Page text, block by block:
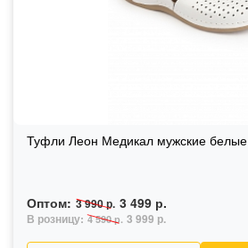
Туфли Леон Медикал мужские белые
Оптом: 3 990 р. 3 499 р.
В розницу: 4 590 р. 3 999 р.